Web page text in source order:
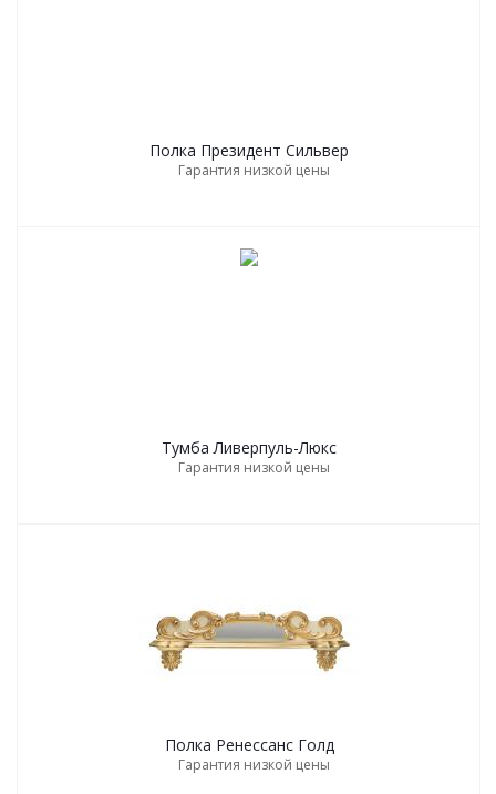
Полка Президент Сильвер
Гарантия низкой цены
Тумба Ливерпуль-Люкс
Гарантия низкой цены
Полка Ренессанс Голд
Гарантия низкой цены